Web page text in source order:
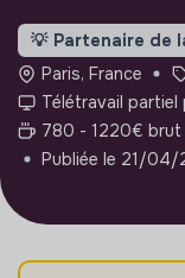
💡 Partenaire de
Paris, France
Télétravail partiel
780 - 1220€ brut
Publiée le 21/04/